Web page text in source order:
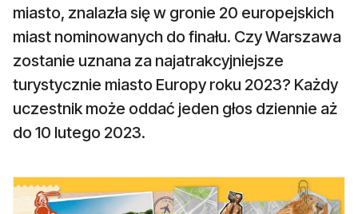
miasto, znalazła się w gronie 20 europejskich
miast nominowanych do finału. Czy Warszawa
zostanie uznana za najatrakcyjniejsze
turystycznie miasto Europy roku 2023? Każdy
uczestnik może oddać jeden głos dziennie aż
do 10 lutego 2023.